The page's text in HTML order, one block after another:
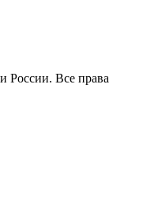
России. Все права